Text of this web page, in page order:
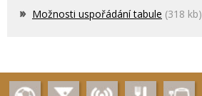
Možnosti uspořádání tabule (318 kb)